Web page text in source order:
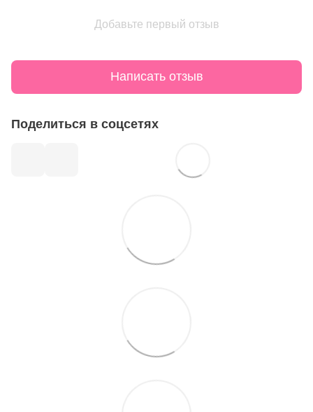
Добавьте первый отзыв
Написать отзыв
Поделиться в соцсетях